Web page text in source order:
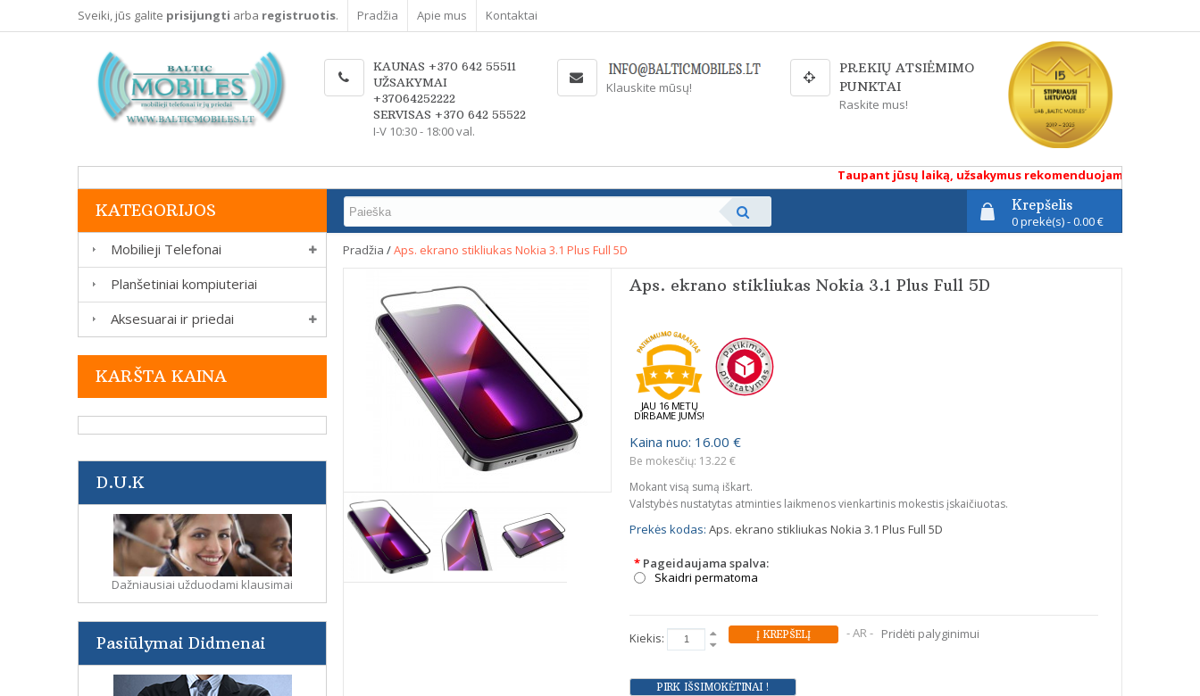
Sveiki, jūs galite prisijungti arba registruotis. Pradžia Apie mus Kontaktai
KAUNAS +370 642 55511
UŽSAKYMAI
+37064252222
SERVISAS +370 642 55522
I-V 10:30 - 18:00 val.
Klauskite mūsų!
PREKIŲ ATSIĖMIMO
PUNKTAI
Raskite mus!
Taupant jūsų laiką, užsakymus rekomenduojame atlikti
Krepšelis
0 prekė(s) - 0.00 €
KATEGORIJOS
Mobilieji Telefonai
Planšetiniai kompiuteriai
Aksesuarai ir priedai
KARŠTA KAINA
D.U.K
Dažniausiai užduodami klausimai
Pasiūlymai Didmenai
Pradžia /Aps. ekrano stikliukas Nokia 3.1 Plus Full 5D
Aps. ekrano stikliukas Nokia 3.1 Plus Full 5D
JAU 16 METŲ
DIRBAME JUMS!
Kaina nuo: 16.00 €
Be mokesčių: 13.22 €
Mokant visą sumą iškart.
Valstybės nustatytas atminties laikmenos vienkartinis mokestis įskaičiuotas.
Prekės kodas: Aps. ekrano stikliukas Nokia 3.1 Plus Full 5D
* Pageidaujama spalva:
Skaidri permatoma
Kiekis: - AR - Pridėti palyginimui